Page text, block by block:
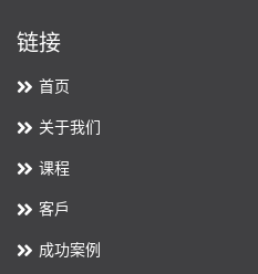
链接
首页
关于我们
课程
客戶
成功案例